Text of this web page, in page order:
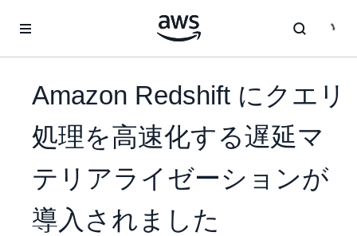
Amazon Redshift にクエリ
処理を高速化する遅延マ
テリアライゼーションが
導入されました